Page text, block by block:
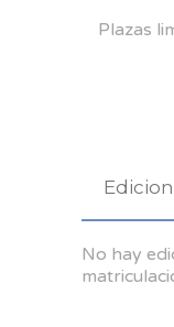
Plazas
No hay